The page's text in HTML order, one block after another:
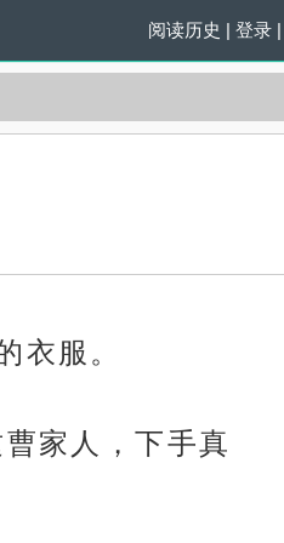
阅读历史 | 登录 |
衣服。
家人，下手真